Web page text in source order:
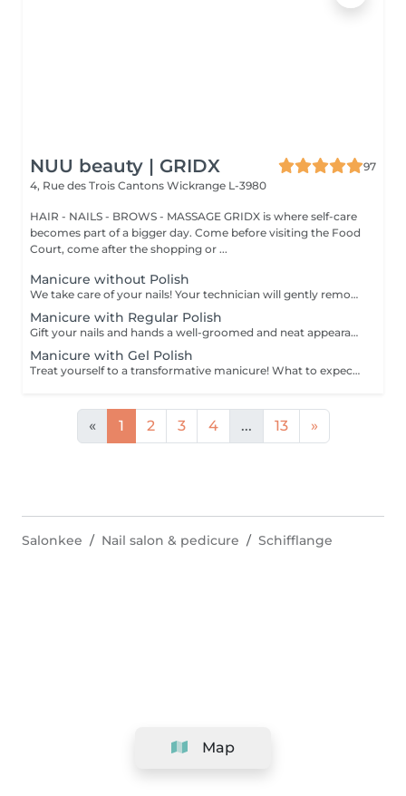
NUU beauty | GRIDX
97
4, Rue des Trois Cantons Wickrange L-3980
HAIR - NAILS - BROWS - MASSAGE GRIDX is where self-care
becomes part of a bigger day. Come before visiting the Food
Court, come after the shopping or ...
Manicure without Polish
We take care of your nails! Your technician will gently remove dead skin cells, shape and file your nails, and buff the outer surface for a smooth, natural finish. Our masters offer edged, hardware, or combined manicures, depending on your preferences. How is a manicure without polish done? - rough skin is gently removed - the shape of the nail plate is delicately corrected - the cuticle and side ridges are carefully tidied up - cuticle oil and hand cream are applied to nourish and hydrate Age restrictions: recommended from 14 years and up. Post procedure recommendations: no special post-care needed for this treatment. Frequency: once every 3 weeks.
Manicure with Regular Polish
Gift your nails and hands a well-groomed and neat appearance! Your technician will effectively remove dead skin cells, shape and file nails, and buff the outer surface. A regular nail polish is applied at the end of this treatment. Our masters do edged, hardware, or combined manicure. How is manicure with simple nail polish done? - rough skin is removed - the shape of the nail plate is corrected - the cuticle and side ridges are corrected - nail polish is applied - cuticle oil and hand cream are applied Age restrictions: recommended to do from 14 years. Post procedure recommendations: there are no post recommendations for this procedure. Frequency: once in 3 weeks.
Manicure with Gel Polish
Treat yourself to a transformative manicure! What to expect: - old polish is removed as a bonus - rough skin is removed - nails are shaped - cuticles and side ridges are polished - reinforcement is performed if chosen - semi-permanent polish is applied - cuticle oil and hand cream are applied Age: 16+ Frequency: every 3 weeks for best results. *Removal of old semi-permanent polish is included with the manicure. If you want a separate removal appointment, we charge €20 for the careful process that protects your nails. For the manicure, we leave a thin layer of old polish under the new layer to enhance the durability of the semi-permanent polish. *Please note that if semipermanent nail polish without manicure is chosen, rough skin, cuticle and side ridges won't be removed.
« 1 2 3 4 ... 13 »
Map
Salonkee Nail salon & pedicure Schifflange